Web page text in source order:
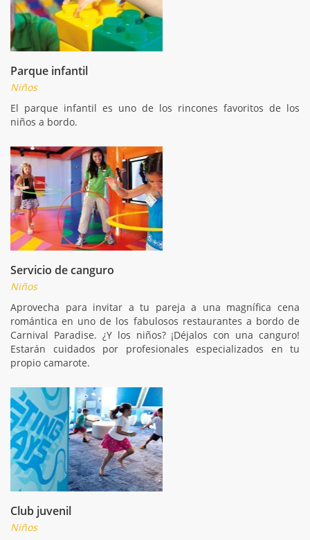
Parque infantil
Niños
El parque infantil es uno de los rincones favoritos de los
niños a bordo.
Servicio de canguro
Niños
Aprovecha para invitar a tu pareja a una magnífica cena
romántica en uno de los fabulosos restaurantes a bordo de
Carnival Paradise. ¿Y los niños? ¡Déjalos con una canguro!
Estarán cuidados por profesionales especializados en tu
propio camarote.
Club juvenil
Niños